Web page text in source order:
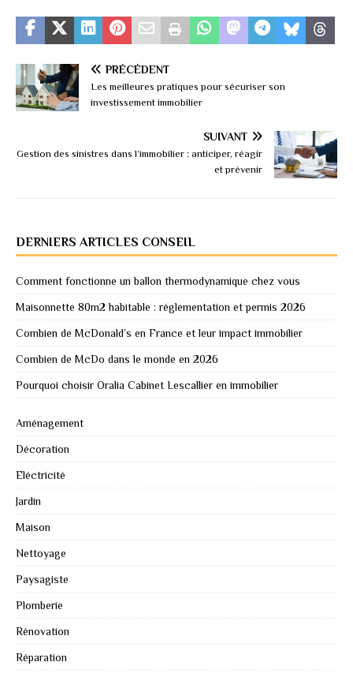
PRÉCÉDENT
Les meilleures pratiques pour sécuriser son
investissement immobilier
SUIVANT
Gestion des sinistres dans l’immobilier : anticiper, réagir
et prévenir
DERNIERS ARTICLES CONSEIL
Comment fonctionne un ballon thermodynamique chez vous
Maisonnette 80m2 habitable : réglementation et permis 2026
Combien de McDonald’s en France et leur impact immobilier
Combien de McDo dans le monde en 2026
Pourquoi choisir Oralia Cabinet Lescallier en immobilier
Aménagement
Décoration
Eléctricité
Jardin
Maison
Nettoyage
Paysagiste
Plomberie
Rénovation
Réparation